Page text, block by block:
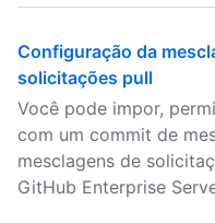
Configuração da
solicitações pull
Você pode impor,
com um commit de
mesclagens de
GitHub Enterprise